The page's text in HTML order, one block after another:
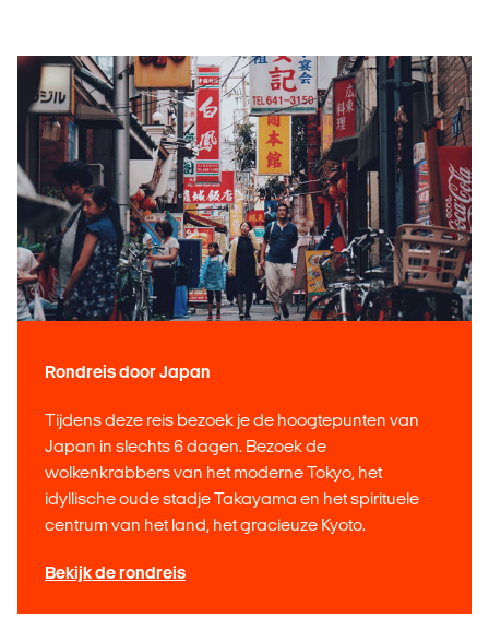
Rondreis door Japan
Tijdens deze reis bezoek je de hoogtepunten van
Japan in slechts 6 dagen. Bezoek de
wolkenkrabbers van het moderne Tokyo, het
idyllische oude stadje Takayama en het spirituele
centrum van het land, het gracieuze Kyoto.
Bekijk de rondreis